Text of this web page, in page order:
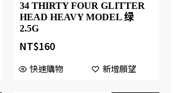
34 THIRTY FOUR GLITTER
HEAD HEAVY MODEL 绿
2.5G
NT$160
快速購物 新增願望